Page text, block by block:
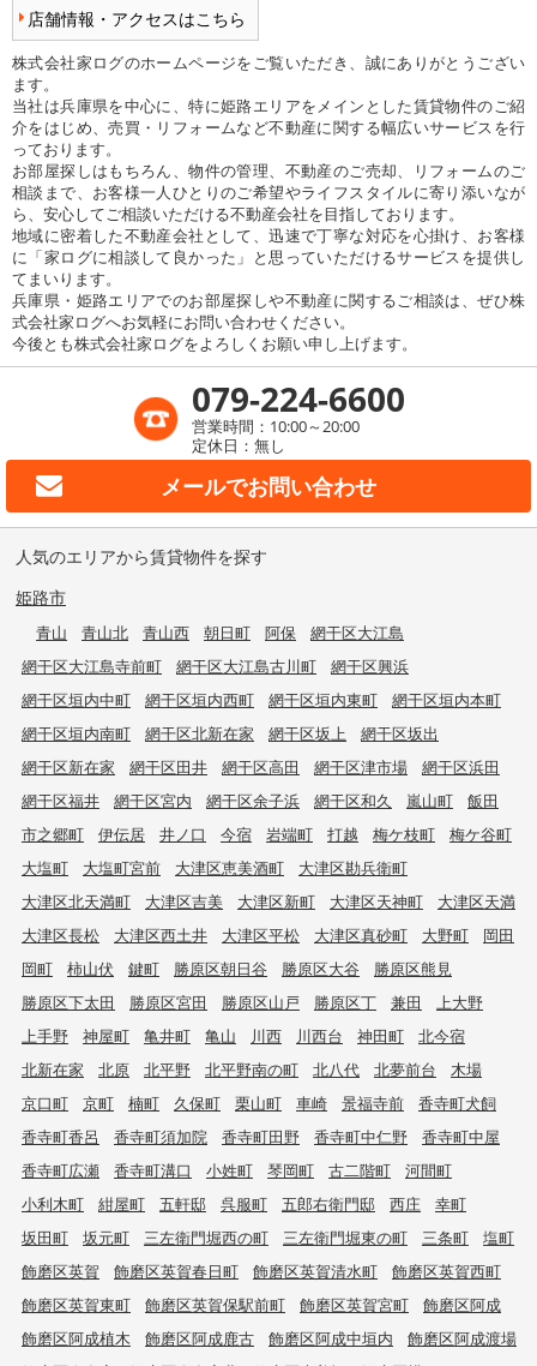
店舗情報・アクセスはこちら
株式会社家ログのホームページをご覧いただき、誠にありがとうござい
ます。
当社は兵庫県を中心に、特に姫路エリアをメインとした賃貸物件のご紹
介をはじめ、売買・リフォームなど不動産に関する幅広いサービスを行
っております。
お部屋探しはもちろん、物件の管理、不動産のご売却、リフォームのご
相談まで、お客様一人ひとりのご希望やライフスタイルに寄り添いなが
ら、安心してご相談いただける不動産会社を目指しております。
地域に密着した不動産会社として、迅速で丁寧な対応を心掛け、お客様
に「家ログに相談して良かった」と思っていただけるサービスを提供し
てまいります。
兵庫県・姫路エリアでのお部屋探しや不動産に関するご相談は、ぜひ株
式会社家ログへお気軽にお問い合わせください。
今後とも株式会社家ログをよろしくお願い申し上げます。
079-224-6600
営業時間：10:00～20:00
定休日：無し
メールでお問い合わせ
人気のエリアから賃貸物件を探す
姫路市
青山 青山北 青山西 朝日町 阿保
網干区大江島
網干区大江島寺前町
網干区大江島古川町
網干区興浜
網干区垣内中町
網干区垣内西町 網干区垣内東町
網干区垣内本町
網干区垣内南町
網干区北新在家 網干区坂上
網干区坂出
網干区新在家
網干区田井 網干区高田 網干区津市場
網干区浜田
網干区福井
網干区宮内 網干区余子浜 網干区和久 嵐山町
飯田
市之郷町
伊伝居 井ノ口 今宿 岩端町 打越 梅ケ枝町
梅ケ谷町
大塩町
大塩町宮前 大津区恵美酒町
大津区勘兵衛町
大津区北天満町
大津区吉美 大津区新町 大津区天神町
大津区天満
大津区長松
大津区西土井 大津区平松 大津区真砂町 大野町
岡田
岡町
柿山伏 鍵町 勝原区朝日谷 勝原区大谷
勝原区熊見
勝原区下太田
勝原区宮田 勝原区山戸 勝原区丁 兼田
上大野
上手野
神屋町 亀井町 亀山 川西 川西台 神田町
北今宿
北新在家
北原 北平野 北平野南の町 北八代 北夢前台
木場
京口町
京町 楠町 久保町 栗山町 車崎 景福寺前
香寺町犬飼
香寺町香呂
香寺町須加院 香寺町田野 香寺町中仁野
香寺町中屋
香寺町広瀬
香寺町溝口 小姓町 琴岡町 古二階町
河間町
小利木町
紺屋町 五軒邸 呉服町 五郎右衛門邸 西庄
幸町
坂田町
坂元町 三左衛門堀西の町 三左衛門堀東の町 三条町
塩町
飾磨区英賀
飾磨区英賀春日町 飾磨区英賀清水町
飾磨区英賀西町
飾磨区英賀東町
飾磨区英賀保駅前町 飾磨区英賀宮町
飾磨区阿成
飾磨区阿成植木
飾磨区阿成鹿古 飾磨区阿成中垣内
飾磨区阿成渡場